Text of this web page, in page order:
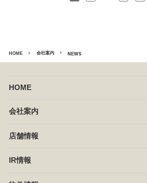
HOME 会社案内 NEWS
HOME
会社案内
企業情報
セントラルキッチン
店舗情報
椿屋珈琲
IR情報